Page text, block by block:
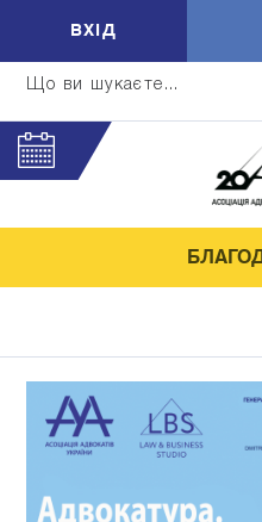
Що ви шукаєте...
ВXIД